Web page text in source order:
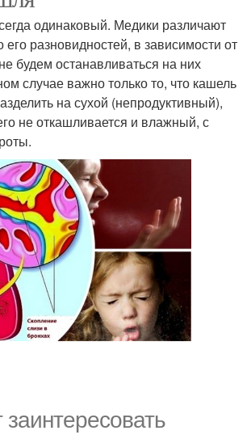
одинаковый. Медики различают
его разновидностей, в зависимости от
будем останавливаться на них
случае важно только то, что кашель
на сухой (непродуктивный),
не откашливается и влажный, с